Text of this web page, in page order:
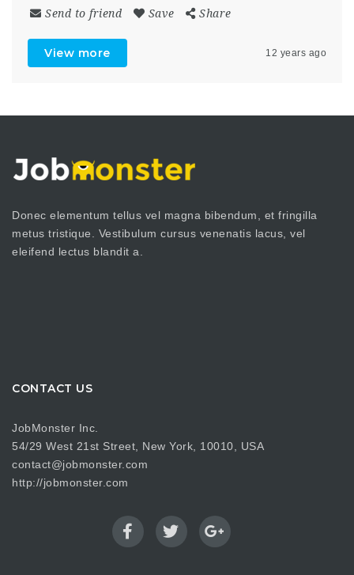
Send to friend Save Share
View more 12 years ago
Donec elementum tellus vel magna bibendum, et fringilla
metus tristique. Vestibulum cursus venenatis lacus, vel
eleifend lectus blandit a.
CONTACT US
JobMonster Inc.
54/29 West 21st Street, New York, 10010, USA
contact@jobmonster.com
http://jobmonster.com